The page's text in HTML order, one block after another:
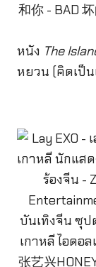
หนัง The
หยวน (คิดเป็น